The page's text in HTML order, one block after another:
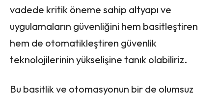
vadede kritik öneme sahip altyapı ve
uygulamaların güvenliğini hem basitleştiren
hem de otomatikleştiren güvenlik
teknolojilerinin yükselişine tanık olabiliriz.
Bu basitlik ve otomasyonun bir de olumsuz